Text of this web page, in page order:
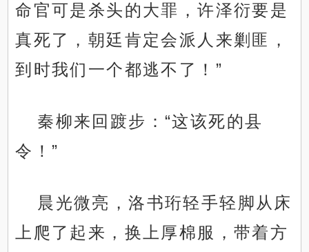
命官可是杀头的大罪，许泽衍要是
真死了，朝廷肯定会派人来剿匪，
到时我们一个都逃不了！”
秦柳来回踱步：“这该死的县
令！”
晨光微亮，洛书珩轻手轻脚从床
上爬了起来，换上厚棉服，带着方